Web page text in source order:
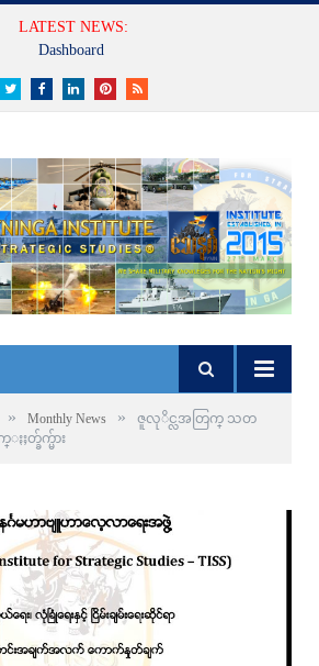
LATEST NEWS:
Dashboard
TwitterFacebookLinkedInPinterestRSS
» Monthly News »
ဇူလုိင္လအတြက္ သတ
တ္ခ်က္မ်ား